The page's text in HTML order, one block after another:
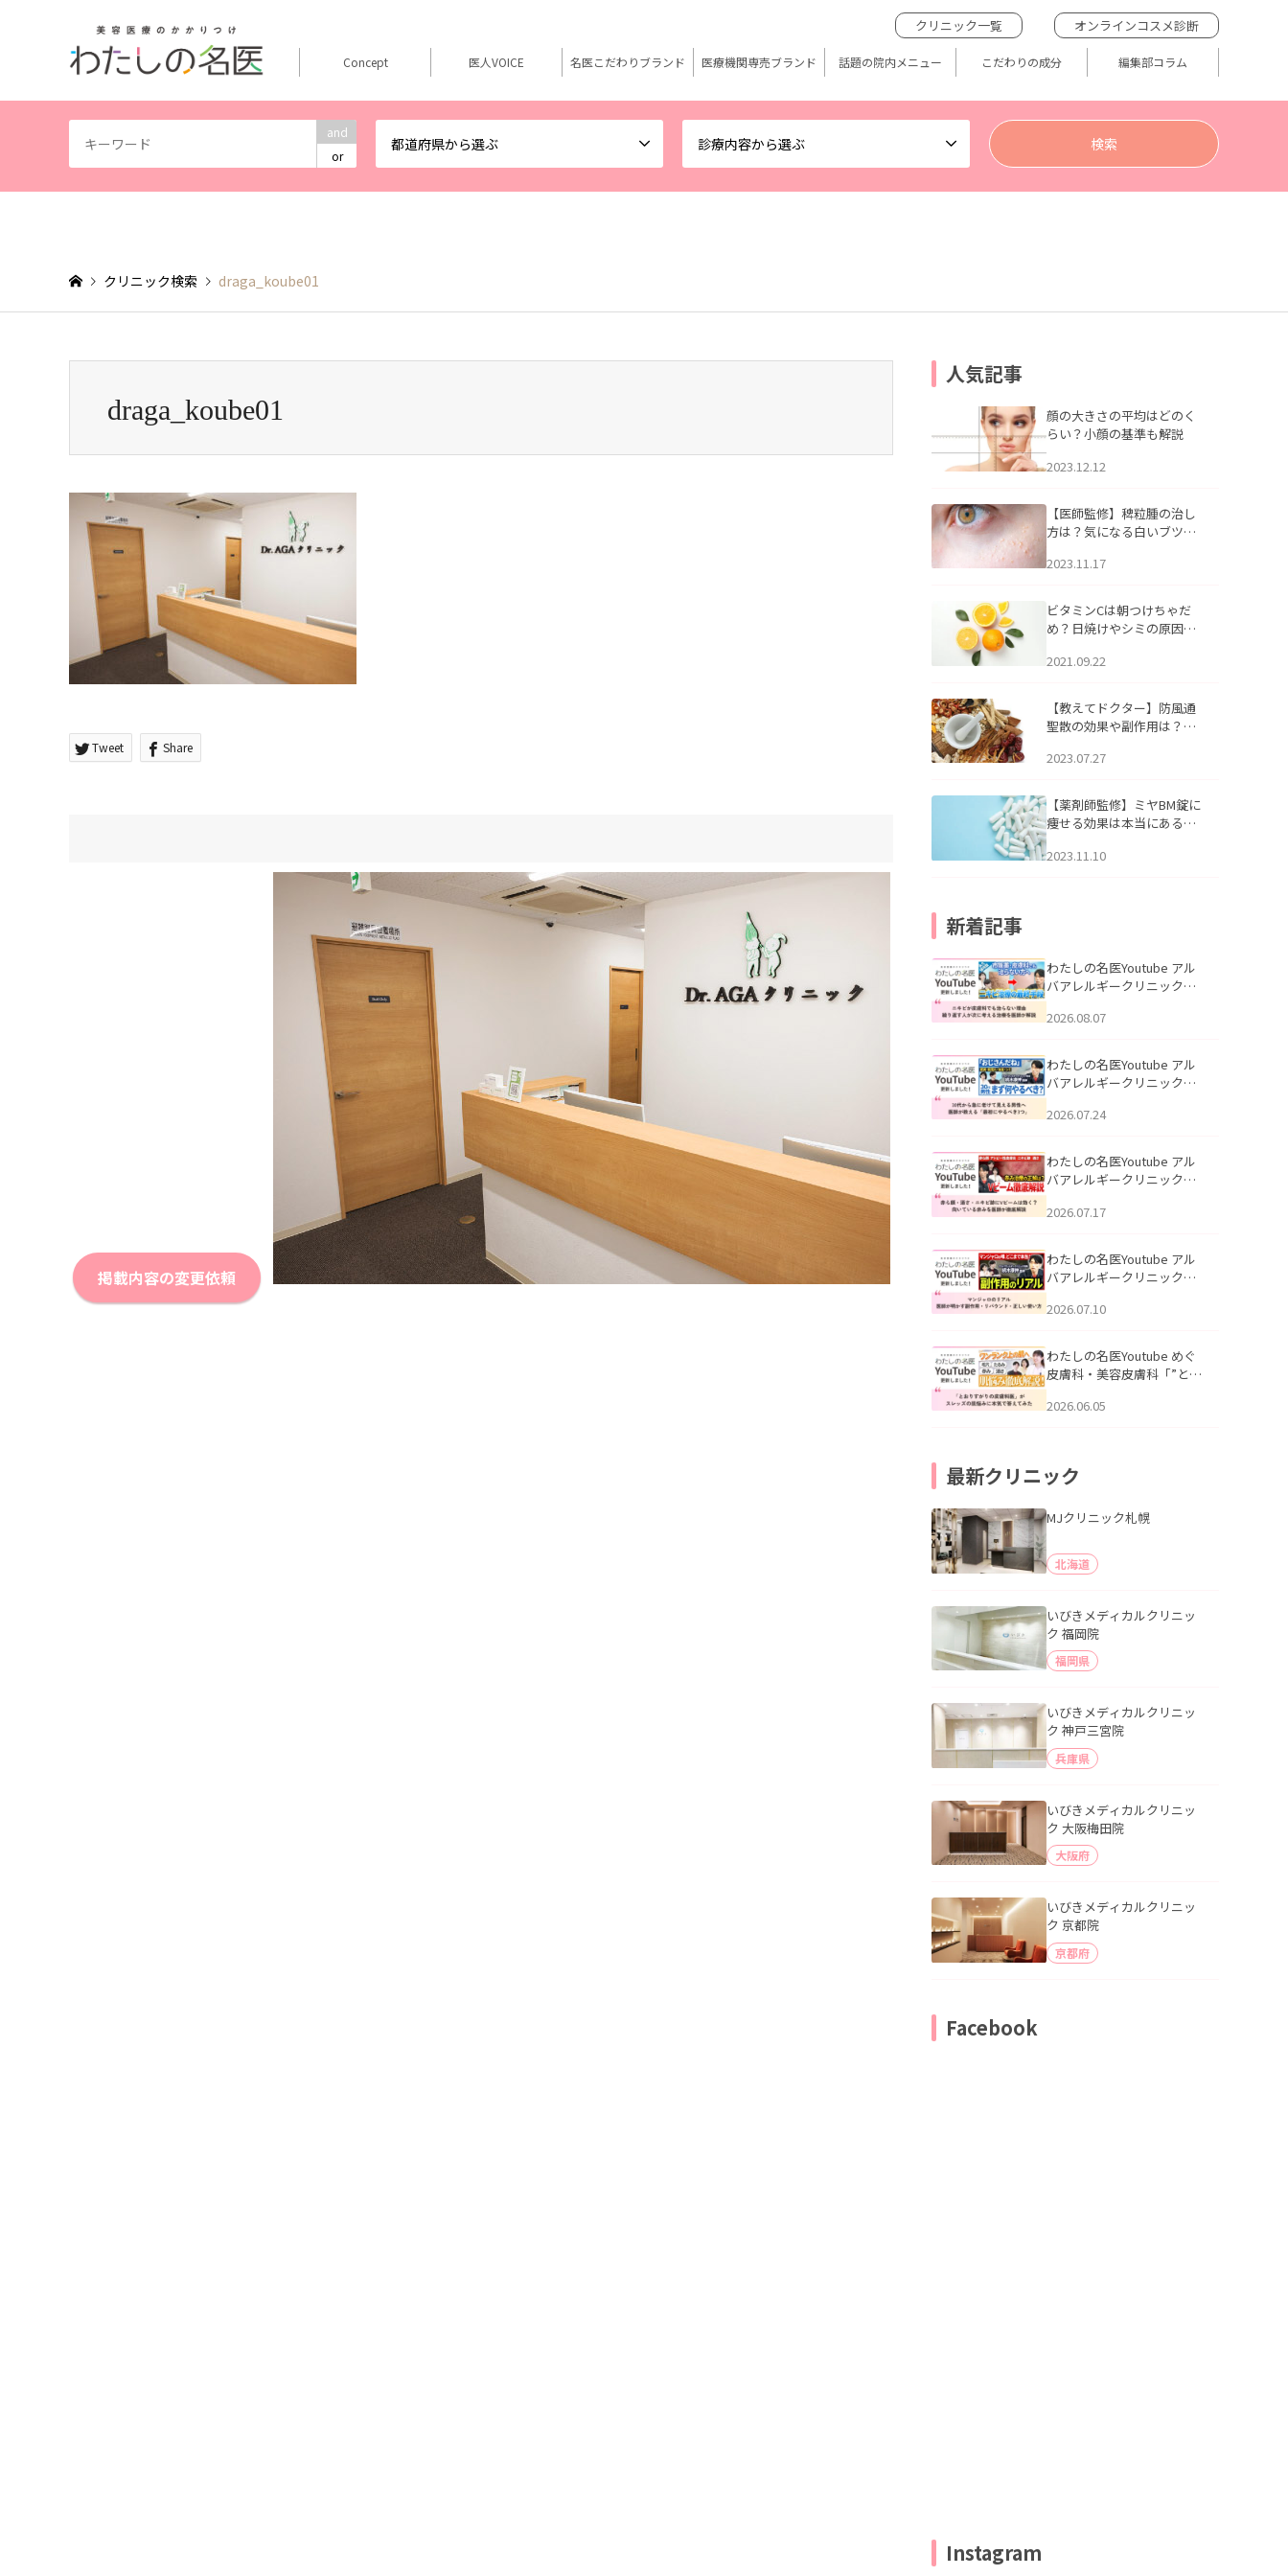
and
or
都道府県から選ぶ 診療内容から選ぶ
クリニック一覧 オンラインコスメ診断
Concept 医人VOICE 名医こだわりブランド 医療機関専売ブランド 話題の院内メニュー こだわりの成分 編集部コラム
クリニック検索 draga_koube01
draga_koube01
Tweet Share
掲載内容の変更依頼
人気記事
顔の大きさの平均はどのく
らい？小顔の基準も解説
2023.12.12
【医師監修】稗粒腫の治し
方は？気になる白いブツブ
アについて
2023.11.17
ビタミンCは朝つけちゃだ
め？日焼けやシミの原因に
2021.09.22
【教えてドクター】防風通
聖散の効果や副作用は？長
2023.07.27
【薬剤師監修】ミヤBM錠に
痩せる効果は本当にある
2023.11.10
新着記事
わたしの名医Youtube アル
バアレルギークリニック札
らない理由｜繰り返す人が
説」を公開いたしました。
2026.08.07
わたしの名医Youtube アル
バアレルギークリニック札
える男性へ｜医師が教える
公開いたしました。
2026.07.24
わたしの名医Youtube アル
バアレルギークリニック札
跡にVビームは効く？向いて
説」を公開いたしました。
2026.07.17
わたしの名医Youtube アル
バアレルギークリニック札
医師が明かす副作用・リバ
公開いたしました。
2026.07.10
わたしの名医Youtube めぐ
皮膚科・美容皮膚科「”とお
ッズの肌悩みに本気で答え
2026.06.05
最新クリニック
MJクリニック札幌
北海道
いびきメディカルクリニッ
ク 福岡院
福岡県
いびきメディカルクリニッ
ク 神戸三宮院
兵庫県
いびきメディカルクリニッ
ク 大阪梅田院
大阪府
いびきメディカルクリニッ
ク 京都院
京都府
Facebook
Instagram